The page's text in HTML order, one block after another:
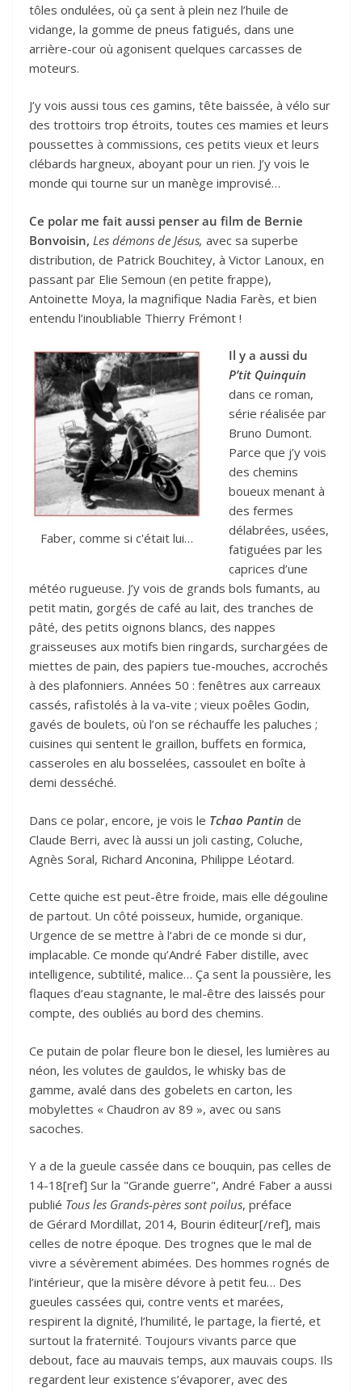
tôles ondulées, où ça sent à plein nez l’huile de
vidange, la gomme de pneus fatigués, dans une
arrière-cour où agonisent quelques carcasses de
moteurs.
J’y vois aussi tous ces gamins, tête baissée, à vélo sur
des trottoirs trop étroits, toutes ces mamies et leurs
poussettes à commissions, ces petits vieux et leurs
clébards hargneux, aboyant pour un rien. J’y vois le
monde qui tourne sur un manège improvisé…
Ce polar me fait aussi penser au film de Bernie
Bonvoisin, Les démons de Jésus, avec sa superbe
distribution, de Patrick Bouchitey, à Victor Lanoux, en
passant par Elie Semoun (en petite frappe),
Antoinette Moya, la magnifique Nadia Farès, et bien
entendu l’inoubliable Thierry Frémont !
Faber, comme si c'était lui…
Il y a aussi du
P’tit Quinquin
dans ce roman,
série réalisée par
Bruno Dumont.
Parce que j’y vois
des chemins
boueux menant à
des fermes
délabrées, usées,
fatiguées par les
caprices d’une
météo rugueuse. J’y vois de grands bols fumants, au
petit matin, gorgés de café au lait, des tranches de
pâté, des petits oignons blancs, des nappes
graisseuses aux motifs bien ringards, surchargées de
miettes de pain, des papiers tue-mouches, accrochés
à des plafonniers. Années 50 : fenêtres aux carreaux
cassés, rafistolés à la va-vite ; vieux poêles Godin,
gavés de boulets, où l’on se réchauffe les paluches ;
cuisines qui sentent le graillon, buffets en formica,
casseroles en alu bosselées, cassoulet en boîte à
demi desséché.
Dans ce polar, encore, je vois le Tchao Pantin de
Claude Berri, avec là aussi un joli casting, Coluche,
Agnès Soral, Richard Anconina, Philippe Léotard.
Cette quiche est peut-être froide, mais elle dégouline
de partout. Un côté poisseux, humide, organique.
Urgence de se mettre à l’abri de ce monde si dur,
implacable. Ce monde qu’André Faber distille, avec
intelligence, subtilité, malice… Ça sent la poussière, les
flaques d’eau stagnante, le mal-être des laissés pour
compte, des oubliés au bord des chemins.
Ce putain de polar fleure bon le diesel, les lumières au
néon, les volutes de gauldos, le whisky bas de
gamme, avalé dans des gobelets en carton, les
mobylettes « Chaudron av 89 », avec ou sans
sacoches.
Y a de la gueule cassée dans ce bouquin, pas celles de
14-18[ref] Sur la "Grande guerre", André Faber a aussi
publié Tous les Grands-pères sont poilus, préface
de Gérard Mordillat, 2014, Bourin éditeur[/ref], mais
celles de notre époque. Des trognes que le mal de
vivre a sévèrement abimées. Des hommes rognés de
l’intérieur, que la misère dévore à petit feu… Des
gueules cassées qui, contre vents et marées,
respirent la dignité, l’humilité, le partage, la fierté, et
surtout la fraternité. Toujours vivants parce que
debout, face au mauvais temps, aux mauvais coups. Ils
regardent leur existence s’évaporer, avec des